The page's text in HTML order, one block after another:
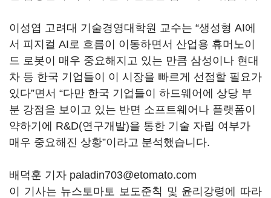
이성엽 고려대 기술경영대학원 교수는 “생성형 AI에
서 피지컬 AI로 흐름이 이동하면서 산업용 휴머노이
드 로봇이 매우 중요해지고 있는 만큼 삼성이나 현대
차 등 한국 기업들이 이 시장을 빠르게 선점할 필요가
있다”면서 “다만 한국 기업들이 하드웨어에 상당 부
분 강점을 보이고 있는 반면 소프트웨어나 플랫폼이
약하기에 R&D(연구개발)을 통한 기술 자립 여부가
매우 중요해진 상황”이라고 분석했습니다.
배덕훈 기자 paladin703@etomato.com
이 기사는 뉴스토마토 보도준칙 및 윤리강령에 따라